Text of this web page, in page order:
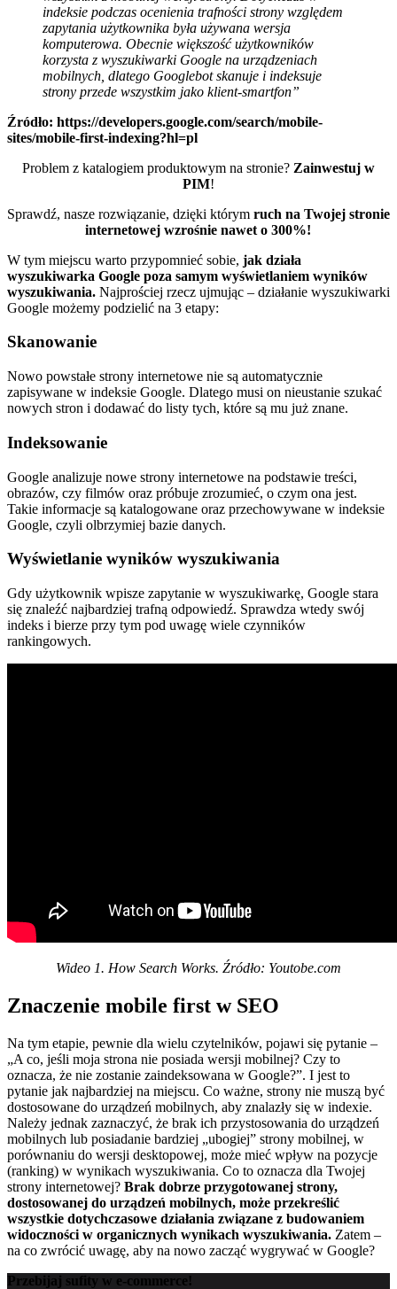
indeksie podczas ocenienia trafności strony względem
zapytania użytkownika była używana wersja
komputerowa. Obecnie większość użytkowników
korzysta z wyszukiwarki Google na urządzeniach
mobilnych, dlatego Googlebot skanuje i indeksuje
strony przede wszystkim jako klient-smartfon”
Źródło: https://developers.google.com/search/mobile-
sites/mobile-first-indexing?hl=pl
Problem z katalogiem produktowym na stronie? Zainwestuj w
PIM!
Sprawdź, nasze rozwiązanie, dzięki którym ruch na Twojej stronie
internetowej wzrośnie nawet o 300%!
W tym miejscu warto przypomnieć sobie, jak działa
wyszukiwarka Google poza samym wyświetlaniem wyników
wyszukiwania. Najprościej rzecz ujmując – działanie wyszukiwarki
Google możemy podzielić na 3 etapy:
Skanowanie
Nowo powstałe strony internetowe nie są automatycznie
zapisywane w indeksie Google. Dlatego musi on nieustanie szukać
nowych stron i dodawać do listy tych, które są mu już znane.
Indeksowanie
Google analizuje nowe strony internetowe na podstawie treści,
obrazów, czy filmów oraz próbuje zrozumieć, o czym ona jest.
Takie informacje są katalogowane oraz przechowywane w indeksie
Google, czyli olbrzymiej bazie danych.
Wyświetlanie wyników wyszukiwania
Gdy użytkownik wpisze zapytanie w wyszukiwarkę, Google stara
się znaleźć najbardziej trafną odpowiedź. Sprawdza wtedy swój
indeks i bierze przy tym pod uwagę wiele czynników
rankingowych.
Wideo 1. How Search Works. Źródło: Youtobe.com
Znaczenie mobile first w SEO
Na tym etapie, pewnie dla wielu czytelników, pojawi się pytanie –
„A co, jeśli moja strona nie posiada wersji mobilnej? Czy to
oznacza, że nie zostanie zaindeksowana w Google?”. I jest to
pytanie jak najbardziej na miejscu. Co ważne, strony nie muszą być
dostosowane do urządzeń mobilnych, aby znalazły się w indexie.
Należy jednak zaznaczyć, że brak ich przystosowania do urządzeń
mobilnych lub posiadanie bardziej „ubogiej” strony mobilnej, w
porównaniu do wersji desktopowej, może mieć wpływ na pozycje
(ranking) w wynikach wyszukiwania. Co to oznacza dla Twojej
strony internetowej? Brak dobrze przygotowanej strony,
dostosowanej do urządzeń mobilnych, może przekreślić
wszystkie dotychczasowe działania związane z budowaniem
widoczności w organicznych wynikach wyszukiwania. Zatem –
na co zwrócić uwagę, aby na nowo zacząć wygrywać w Google?
Przebijaj sufity w e-commerce!